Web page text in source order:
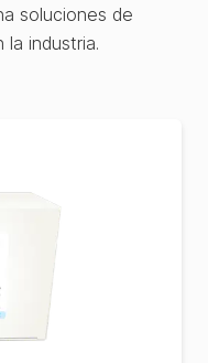
soluciones de
industria.